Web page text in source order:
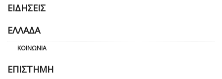
ΕΙΔΉΣΕΙΣ
ΕΛΛΆΔΑ
ΚΟΙΝΩΝΊΑ
ΕΠΙΣΤΉΜΗ